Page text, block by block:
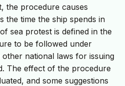
the procedure causes
the time the ship spends in
sea protest is defined in the
to be followed under
national laws for issuing
The effect of the procedure
and some suggestions